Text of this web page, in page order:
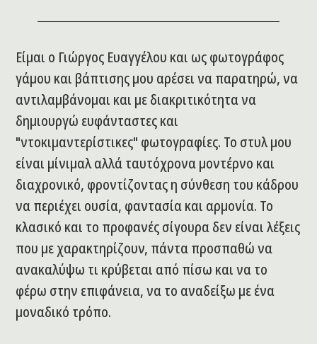
Είμαι ο Γιώργος Ευαγγέλου και ως φωτογράφος
γάμου και βάπτισης μου αρέσει να παρατηρώ, να
αντιλαμβάνομαι και με διακριτικότητα να
δημιουργώ ευφάνταστες και
"ντοκιμαντερίστικες" φωτογραφίες. Το στυλ μου
είναι μίνιμαλ αλλά ταυτόχρονα μοντέρνο και
διαχρονικό, φροντίζοντας η σύνθεση του κάδρου
να περιέχει ουσία, φαντασία και αρμονία. Το
κλασικό και το προφανές σίγουρα δεν είναι λέξεις
που με χαρακτηρίζουν, πάντα προσπαθώ να
ανακαλύψω τι κρύβεται από πίσω και να το
φέρω στην επιφάνεια, να το αναδείξω με ένα
μοναδικό τρόπο.